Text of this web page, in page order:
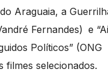
Araguaia, a
Fernandes) e
Políticos” (ONG
filmes selecionados.